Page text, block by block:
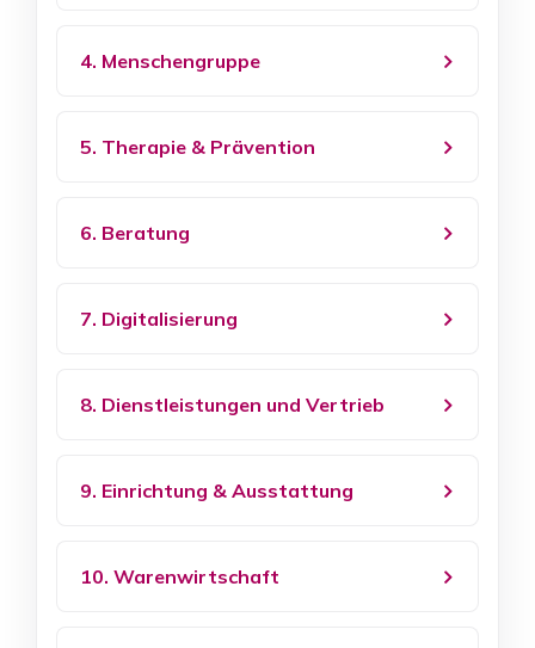
4. Menschengruppe
5. Therapie & Prävention
6. Beratung
7. Digitalisierung
8. Dienstleistungen und Vertrieb
9. Einrichtung & Ausstattung
10. Warenwirtschaft